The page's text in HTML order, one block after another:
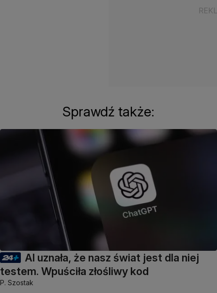
Sprawdź także:
AI uznała, że nasz świat jest dla niej
testem. Wpuściła złośliwy kod
P. Szostak